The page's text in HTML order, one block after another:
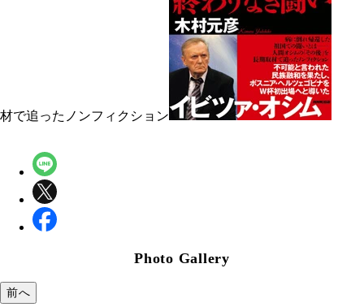
材で追ったノンフィクション
Photo Gallery
前へ